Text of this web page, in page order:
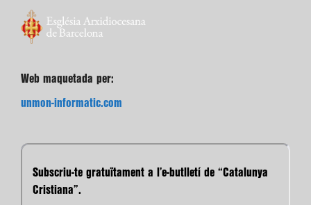
Web maquetada per:
unmon-informatic.com
Subscriu-te gratuïtament a l’e-butlletí de “Catalunya
Cristiana”.